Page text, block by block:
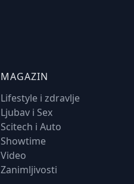
MAGAZIN
Lifestyle i zdravlje
Ljubav i Sex
Scitech i Auto
Showtime
Video
Zanimljivosti